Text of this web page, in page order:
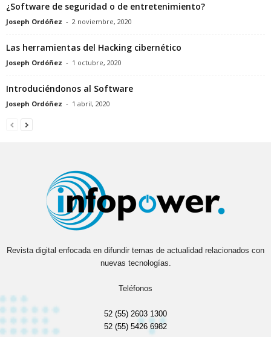
¿Software de seguridad o de entretenimiento?
Joseph Ordóñez - 2 noviembre, 2020
Las herramientas del Hacking cibernético
Joseph Ordóñez - 1 octubre, 2020
Introduciéndonos al Software
Joseph Ordóñez - 1 abril, 2020
Revista digital enfocada en difundir temas de actualidad relacionados con
nuevas tecnologías.
Teléfonos
52 (55) 2603 1300
52 (55) 5426 6982